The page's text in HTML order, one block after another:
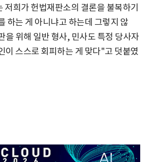
저희가 헌법재판소의 결론을 불복하기
하는 게 아니냐고 하는데 그렇지 않
을 위해 일반 형사, 민사도 특정 당사자
이 스스로 회피하는 게 맞다"고 덧붙였